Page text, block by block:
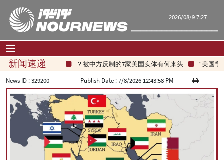
2026/08/9 7:27
首页 联系我们|关于我们
要闻
评论频道
经济
文化.社会
新闻速递 被中方反制的7家美国实体有何来头？
美国学
News ID :329200 Publish Date :7/8/2026 12:43:58 PM